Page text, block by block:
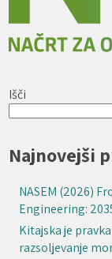
Išči
Najnovejši
NASEM (2026)
Engineering:
Kitajska je
razsoljevanje